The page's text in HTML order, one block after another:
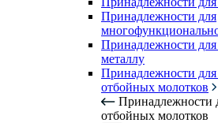
Принадлежности для
Принадлежности
металлу
Принадлежности
отбойных молотков
Принадлежности
отбойных молотков